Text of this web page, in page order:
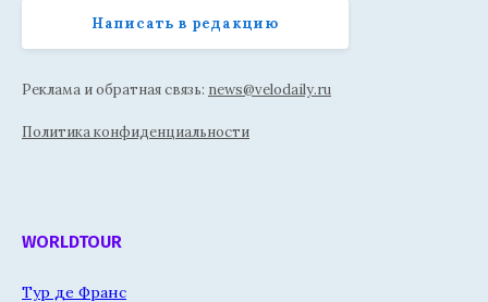
Написать в редакцию
Реклама и обратная связь: news@velodaily.ru
Политика конфиденциальности
WORLDTOUR
Тур де Франс